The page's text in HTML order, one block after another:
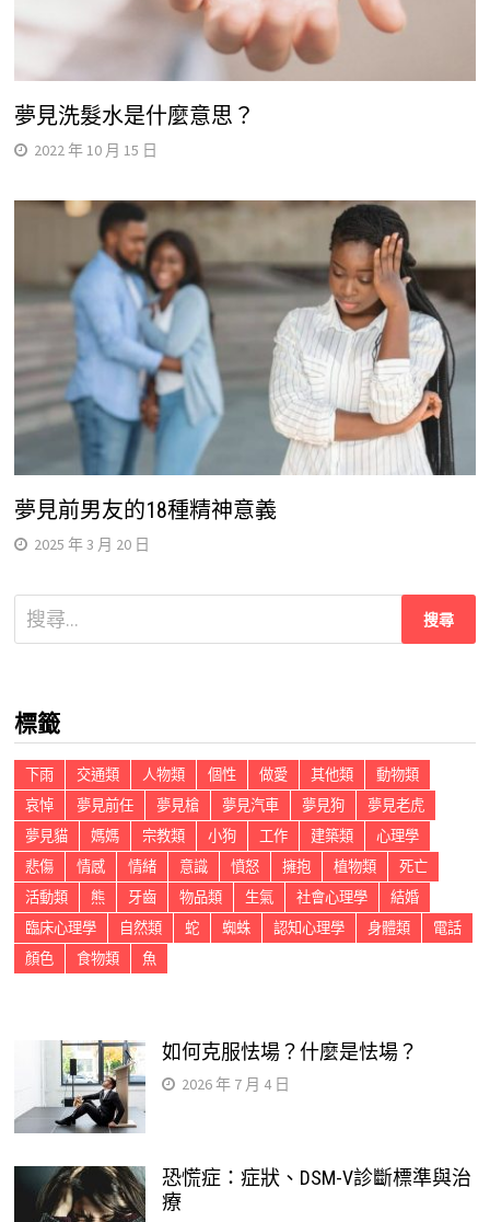
夢見洗髮水是什麼意思？
2022 年 10 月 15 日
夢見前男友的18種精神意義
2025 年 3 月 20 日
搜
尋
字:
標籤
下雨 交通類 人物類 個性 做愛 其他類
動物類
哀悼
夢見前任 夢見槍 夢見汽車 夢見狗
夢見老虎
夢見貓
媽媽 宗教類 小狗 工作 建築類
心理學
悲傷
情感 情緒 意識 憤怒 擁抱 植物類
死亡
活動類
熊 牙齒 物品類 生氣 社會心理學
結婚
臨床心理學
自然類 蛇 蜘蛛 認知心理學 身體類
電話
顏色
食物類 魚
如何克服怯場？什麼是怯場？
2026 年 7 月 4 日
恐慌症：症狀、DSM-V診斷標準與治
療